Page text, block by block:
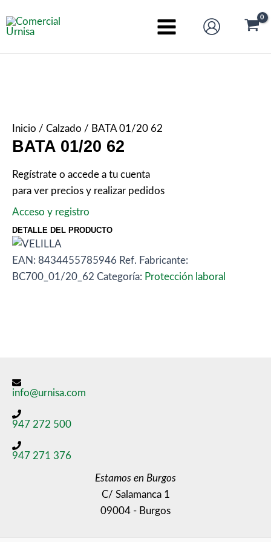
al
Main
Inicio / Calzado / BATA 01/20 62
BATA 01/20 62
Regístrate o accede a tu cuenta
para ver precios y realizar pedidos
Acceso y registro
DETALLE DEL PRODUCTO
EAN: 8434455785946 Ref. Fabricante:
BC700_01/20_62 Categoría: Protección laboral
info@urnisa.com
947 272 500
947 271 376
Estamos en Burgos
C/ Salamanca 1
09004 - Burgos